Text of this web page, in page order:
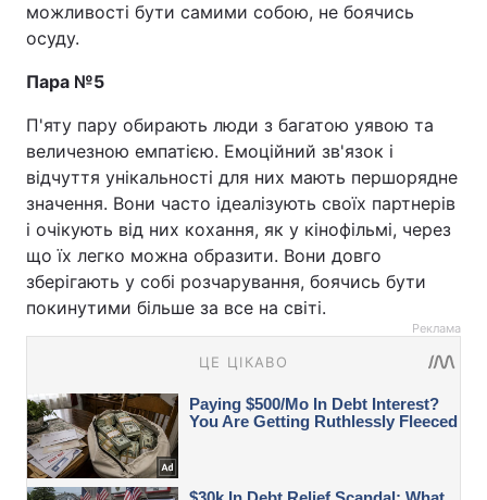
можливості бути самими собою, не боячись
осуду.
Пара №5
П'яту пару обирають люди з багатою уявою та
величезною емпатією. Емоційний зв'язок і
відчуття унікальності для них мають першорядне
значення. Вони часто ідеалізують своїх партнерів
і очікують від них кохання, як у кінофільмі, через
що їх легко можна образити. Вони довго
зберігають у собі розчарування, боячись бути
покинутими більше за все на світі.
Реклама